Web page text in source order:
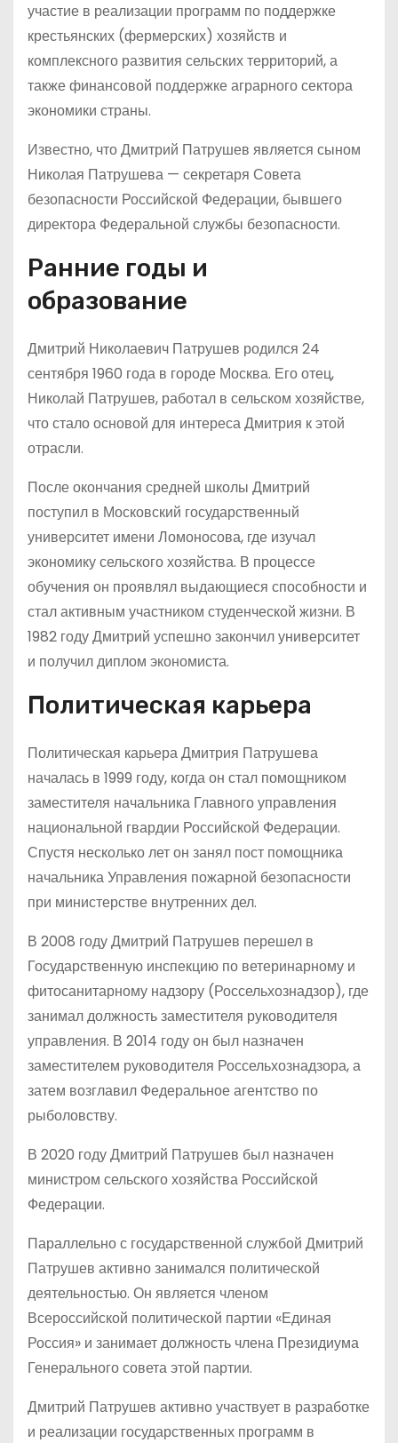
участие в реализации программ по поддержке
крестьянских (фермерских) хозяйств и
комплексного развития сельских территорий, а
также финансовой поддержке аграрного сектора
экономики страны.
Известно, что Дмитрий Патрушев является сыном
Николая Патрушева — секретаря Совета
безопасности Российской Федерации, бывшего
директора Федеральной службы безопасности.
Ранние годы и
образование
Дмитрий Николаевич Патрушев родился 24
сентября 1960 года в городе Москва. Его отец,
Николай Патрушев, работал в сельском хозяйстве,
что стало основой для интереса Дмитрия к этой
отрасли.
После окончания средней школы Дмитрий
поступил в Московский государственный
университет имени Ломоносова, где изучал
экономику сельского хозяйства. В процессе
обучения он проявлял выдающиеся способности и
стал активным участником студенческой жизни. В
1982 году Дмитрий успешно закончил университет
и получил диплом экономиста.
Политическая карьера
Политическая карьера Дмитрия Патрушева
началась в 1999 году, когда он стал помощником
заместителя начальника Главного управления
национальной гвардии Российской Федерации.
Спустя несколько лет он занял пост помощника
начальника Управления пожарной безопасности
при министерстве внутренних дел.
В 2008 году Дмитрий Патрушев перешел в
Государственную инспекцию по ветеринарному и
фитосанитарному надзору (Россельхознадзор), где
занимал должность заместителя руководителя
управления. В 2014 году он был назначен
заместителем руководителя Россельхознадзора, а
затем возглавил Федеральное агентство по
рыболовству.
В 2020 году Дмитрий Патрушев был назначен
министром сельского хозяйства Российской
Федерации.
Параллельно с государственной службой Дмитрий
Патрушев активно занимался политической
деятельностью. Он является членом
Всероссийской политической партии «Единая
Россия» и занимает должность члена Президиума
Генерального совета этой партии.
Дмитрий Патрушев активно участвует в разработке
и реализации государственных программ в